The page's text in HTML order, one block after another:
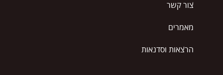
צור קשר
מאמרים
הרצאות וסדנאות